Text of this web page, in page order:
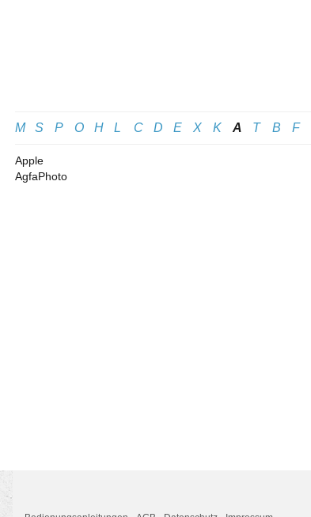
M S P O H L C D E X K A T B F
Apple
AgfaPhoto